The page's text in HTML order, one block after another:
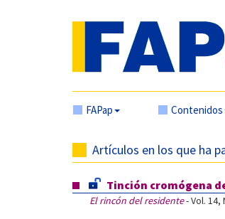
FAPap Contenidos
Artículos en los que ha
Tinción cromógena
El rincón del residente- Vol. 14,